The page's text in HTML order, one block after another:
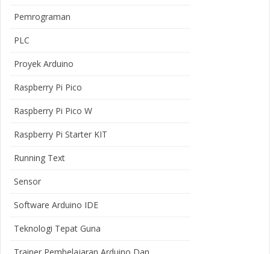
Pemrograman
PLC
Proyek Arduino
Raspberry Pi Pico
Raspberry Pi Pico W
Raspberry Pi Starter KIT
Running Text
Sensor
Software Arduino IDE
Teknologi Tepat Guna